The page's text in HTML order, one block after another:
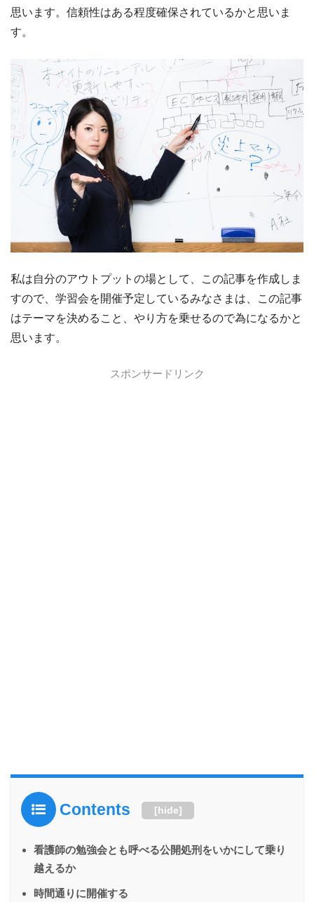
思います。信頼性はある程度確保されているかと思いま
す。
私は自分のアウトプットの場として、この記事を作成しま
すので、学習会を開催予定しているみなさまは、この記事
はテーマを決めること、やり方を乗せるので為になるかと
思います。
スポンサードリンク
Contents [hide]
看護師の勉強会とも呼べる公開処刑をいかにして乗り
越えるか
時間通りに開催する